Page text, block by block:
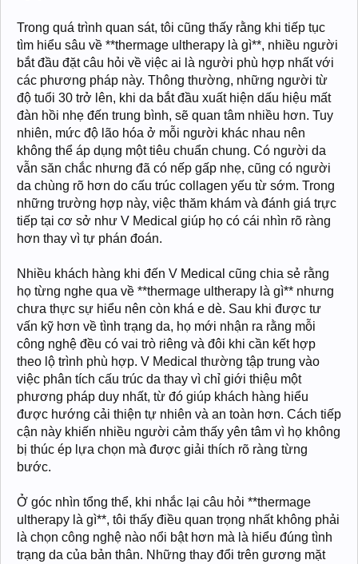
Trong quá trình quan sát, tôi cũng thấy rằng khi tiếp tục
tìm hiểu sâu về **thermage ultherapy là gì**, nhiều người
bắt đầu đặt câu hỏi về việc ai là người phù hợp nhất với
các phương pháp này. Thông thường, những người từ
độ tuổi 30 trở lên, khi da bắt đầu xuất hiện dấu hiệu mất
đàn hồi nhẹ đến trung bình, sẽ quan tâm nhiều hơn. Tuy
nhiên, mức độ lão hóa ở mỗi người khác nhau nên
không thể áp dụng một tiêu chuẩn chung. Có người da
vẫn săn chắc nhưng đã có nếp gấp nhẹ, cũng có người
da chùng rõ hơn do cấu trúc collagen yếu từ sớm. Trong
những trường hợp này, việc thăm khám và đánh giá trực
tiếp tại cơ sở như V Medical giúp họ có cái nhìn rõ ràng
hơn thay vì tự phán đoán.
Nhiều khách hàng khi đến V Medical cũng chia sẻ rằng
họ từng nghe qua về **thermage ultherapy là gì** nhưng
chưa thực sự hiểu nên còn khá e dè. Sau khi được tư
vấn kỹ hơn về tình trạng da, họ mới nhận ra rằng mỗi
công nghệ đều có vai trò riêng và đôi khi cần kết hợp
theo lộ trình phù hợp. V Medical thường tập trung vào
việc phân tích cấu trúc da thay vì chỉ giới thiệu một
phương pháp duy nhất, từ đó giúp khách hàng hiểu
được hướng cải thiện tự nhiên và an toàn hơn. Cách tiếp
cận này khiến nhiều người cảm thấy yên tâm vì họ không
bị thúc ép lựa chọn mà được giải thích rõ ràng từng
bước.
Ở góc nhìn tổng thể, khi nhắc lại câu hỏi **thermage
ultherapy là gì**, tôi thấy điều quan trọng nhất không phải
là chọn công nghệ nào nổi bật hơn mà là hiểu đúng tình
trạng da của bản thân. Những thay đổi trên gương mặt